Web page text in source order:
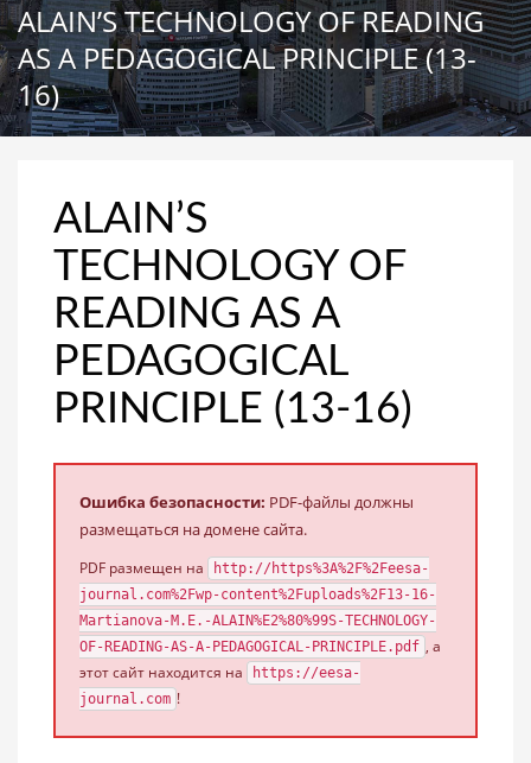
ALAIN’S TECHNOLOGY OF READING
AS A PEDAGOGICAL PRINCIPLE (13-
16)
ALAIN’S
TECHNOLOGY OF
READING AS A
PEDAGOGICAL
PRINCIPLE (13-16)
Ошибка безопасности: PDF-файлы должны
размещаться на домене сайта.
PDF размещен на
http://https%3A%2F%2Feesa-
journal.com%2Fwp-content%2Fuploads%2F13-16-
Martianova-M.E.-ALAIN%E2%80%99S-TECHNOLOGY-
OF-READING-AS-A-PEDAGOGICAL-PRINCIPLE.pdf
, а
этот сайт находится на
https://eesa-
journal.com !